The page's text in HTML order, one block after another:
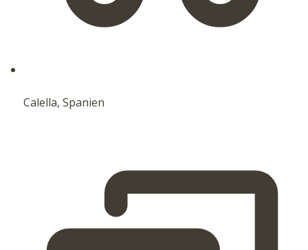
Calella, Spanien